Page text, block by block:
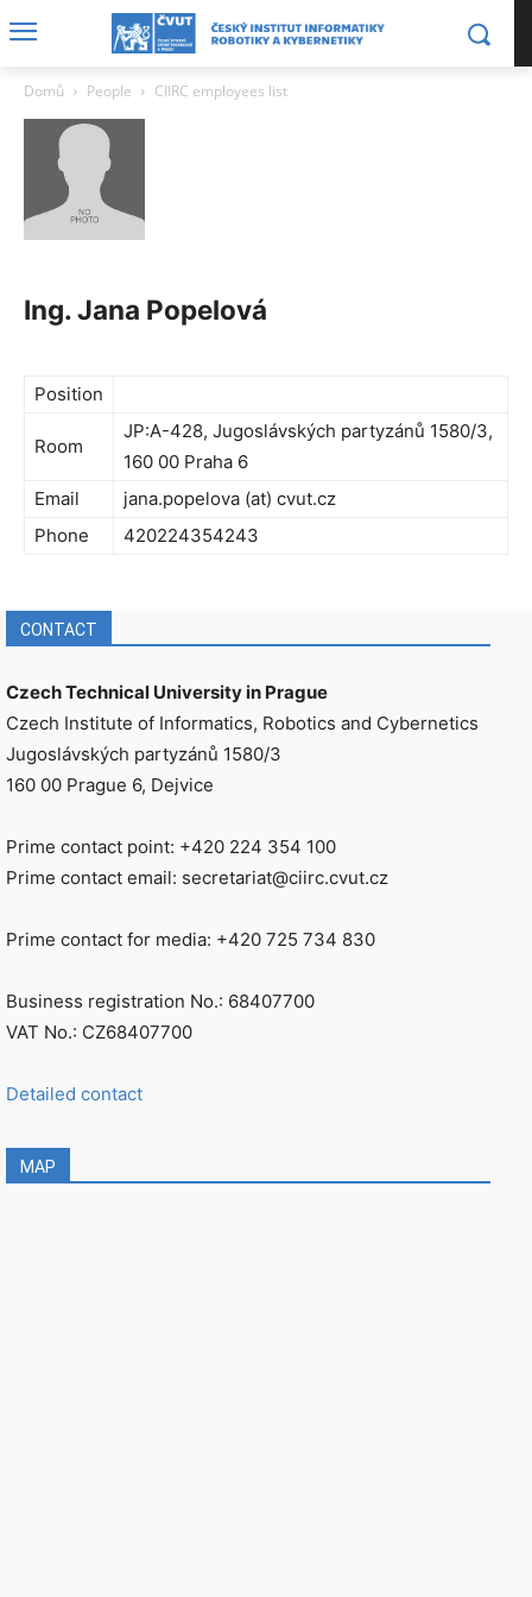
Domů People CIIRC employees list
Ing. Jana Popelová
Position
Room
JP:A-428, Jugoslávských partyzánů 1580/3,
160 00 Praha 6
Email
jana.popelova (at) cvut.cz
Phone
420224354243
CONTACT
Czech Technical University in Prague
Czech Institute of Informatics, Robotics and Cybernetics
Jugoslávských partyzánů 1580/3
160 00 Prague 6, Dejvice
Prime contact point: +420 224 354 100
Prime contact email: secretariat@ciirc.cvut.cz
Prime contact for media: +420 725 734 830
Business registration No.: 68407700
VAT No.: CZ68407700
Detailed contact
MAP